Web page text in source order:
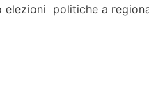
politiche a